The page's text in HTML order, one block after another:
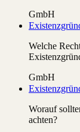
GmbH
Welche
GmbH
Worauf
achten?